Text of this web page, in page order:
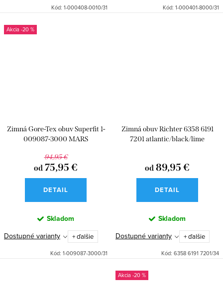
Kód: 1-000408-0010/31 Kód: 1-000401-8000/31
-20 %
Zimná Gore-Tex obuv Superfit 1-
009087-3000 MARS
94,95 €
od 75,95 €
DETAIL
Skladom
Dostupné varianty + ďalšie
Kód: 1-009087-3000/31
Zimná obuv Richter 6358 6191
7201 atlantic/black/lime
od 89,95 €
DETAIL
Skladom
Dostupné varianty + ďalšie
Kód: 6358 6191 7201/34
-20 %